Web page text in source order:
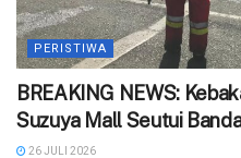
PERISTIWA
BREAKING NEWS:
Suzuya Mall Seutui
26 JULI 2026